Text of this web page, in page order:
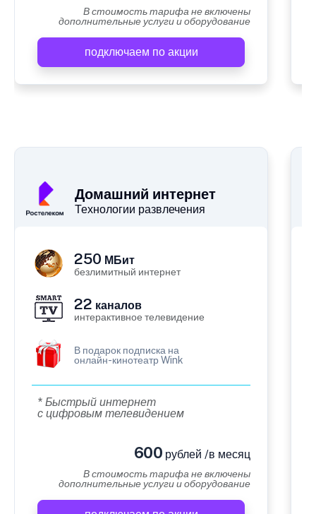
В стоимость тарифа не включены
дополнительные услуги и оборудование
подключаем по акции
Домашний интернет
Технологии развлечения
250 МБит
безлимитный интернет
22 каналов
интерактивное телевидение
В подарок подписка на
онлайн-кинотеатр Wink
* Быстрый интернет
с цифровым телевидением
600 рублей /в месяц
В стоимость тарифа не включены
дополнительные услуги и оборудование